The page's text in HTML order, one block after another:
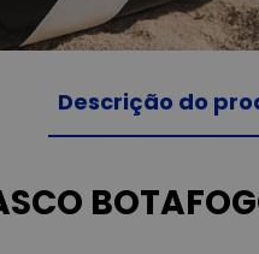
Descrição do